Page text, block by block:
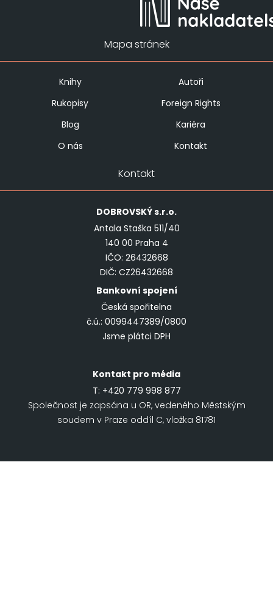
Mapa stránek
Knihy
Autoři
Rukopisy
Foreign Rights
Blog
Kariéra
O nás
Kontakt
Kontakt
DOBROVSKÝs.r.o.
Antala Staška 511/40
140 00 Praha 4
IČO: 26432668
DIČ: CZ26432668
Bankovní spojení
Česká spořitelna
č.ú.: 0099447389/0800
Jsme plátci DPH
Kontakt pro média
T: +420 779 998 877
Společnost je zapsána u OR, vedeného Městským
soudem v Praze oddíl C, vložka 81781